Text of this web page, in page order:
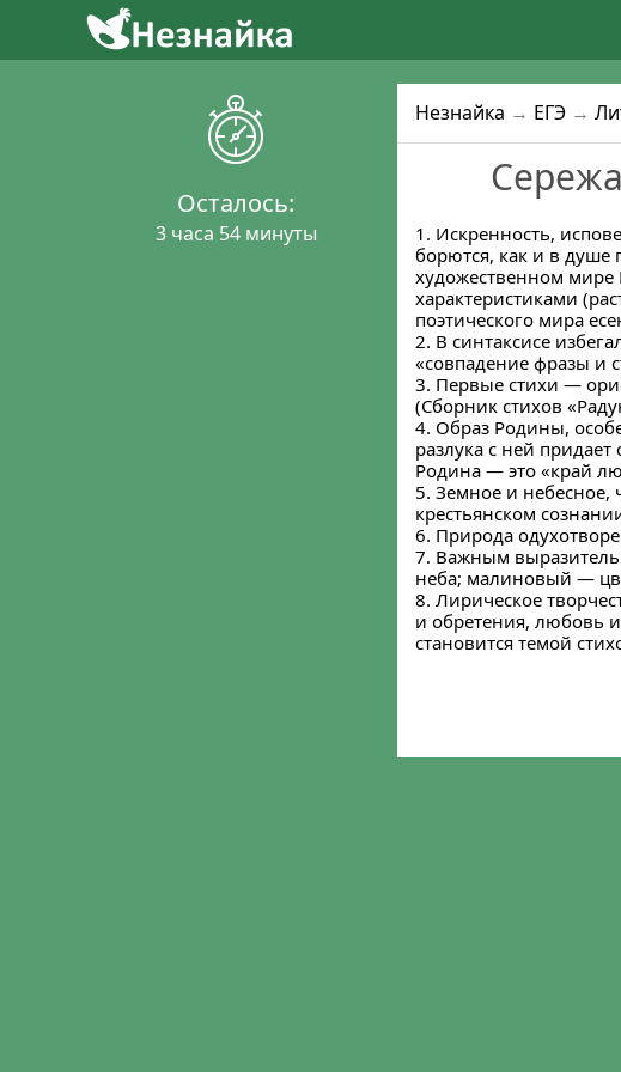
Осталось:
3 часа 54 минуты
Незнайка → ЕГЭ →
1. Искренность,
борются, как и в душе
художественном мире
характеристиками
поэтического мира
2. В синтаксисе
«совпадение фразы и
3. Первые стихи —
(Сборник стихов
4. Образ Родины,
разлука с ней
Родина — это «край
5. Земное и небесное,
крестьянском
6. Природа
7. Важным
неба; малиновый —
8. Лирическое
и обретения, любовь
становится темой